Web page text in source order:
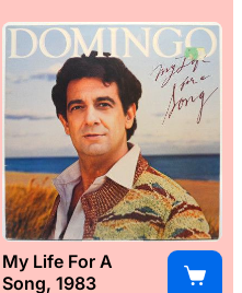
My Life For A
Song, 1983